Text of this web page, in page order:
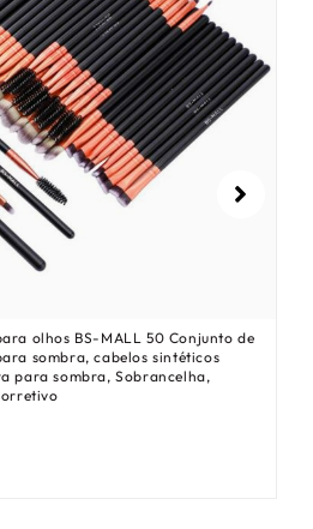
olhos BS-MALL 50 Conjunto de
sombra, cabelos sintéticos
para sombra, Sobrancelha,